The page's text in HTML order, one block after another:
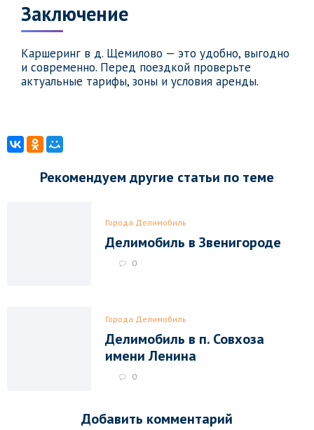
Заключение
Каршеринг в д. Щемилово — это удобно, выгодно
и современно. Перед поездкой проверьте
актуальные тарифы, зоны и условия аренды.
Рекомендуем другие статьи по теме
Города Делимобиль
Делимобиль в Звенигороде
0
Города Делимобиль
Делимобиль в п. Совхоза
имени Ленина
0
Добавить комментарий